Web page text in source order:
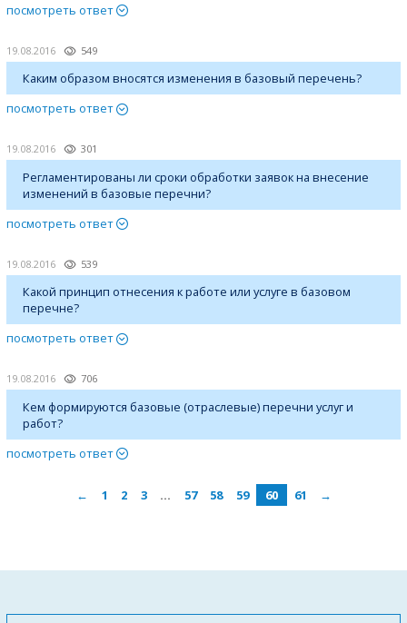
посмотреть ответ
19.08.2016 549
Каким образом вносятся изменения в базовый перечень?
посмотреть ответ
19.08.2016 301
Регламентированы ли сроки обработки заявок на внесение
изменений в базовые перечни?
посмотреть ответ
19.08.2016 539
Какой принцип отнесения к работе или услуге в базовом
перечне?
посмотреть ответ
19.08.2016 706
Кем формируются базовые (отраслевые) перечни услуг и
работ?
посмотреть ответ
← 1 2 3 … 57 58 59 60 61 →